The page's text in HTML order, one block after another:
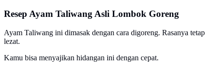
Resep Ayam Taliwang Asli Lombok Goreng
Ayam Taliwang ini dimasak dengan cara digoreng. Rasanya tetap
lezat.
Kamu bisa menyajikan hidangan ini dengan cepat.